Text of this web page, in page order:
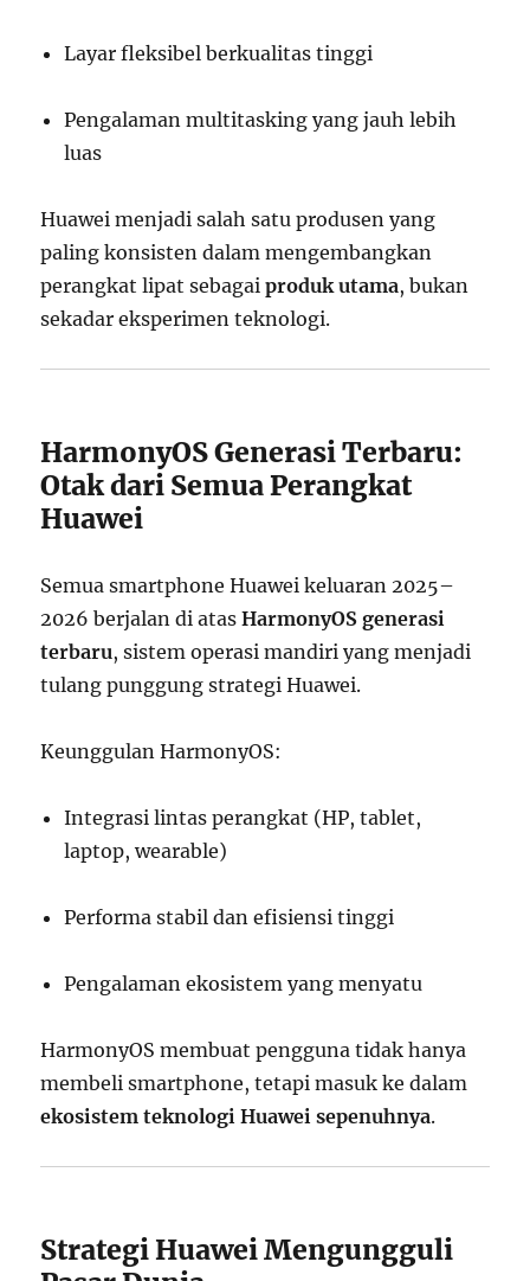
Layar fleksibel berkualitas tinggi
Pengalaman multitasking yang jauh lebih
luas
Huawei menjadi salah satu produsen yang
paling konsisten dalam mengembangkan
perangkat lipat sebagaiproduk utama, bukan
sekadar eksperimen teknologi.
HarmonyOS Generasi Terbaru:
Otak dari Semua Perangkat
Huawei
Semua smartphone Huawei keluaran 2025–
2026 berjalan di atasHarmonyOS generasi
terbaru, sistem operasi mandiri yang menjadi
tulang punggung strategi Huawei.
Keunggulan HarmonyOS:
Integrasi lintas perangkat (HP, tablet,
laptop, wearable)
Performa stabil dan efisiensi tinggi
Pengalaman ekosistem yang menyatu
HarmonyOS membuat pengguna tidak hanya
membeli smartphone, tetapi masuk ke dalam
ekosistem teknologi Huawei sepenuhnya.
Strategi Huawei Mengungguli